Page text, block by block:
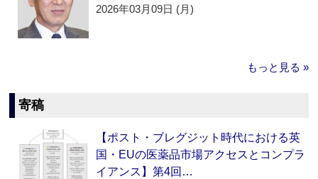
2026年03月09日 (月)
もっと見る »
寄稿
【ポスト・ブレグジット時代における英
国・EUの医薬品市場アクセスとコンプラ
イアンス】第4回…